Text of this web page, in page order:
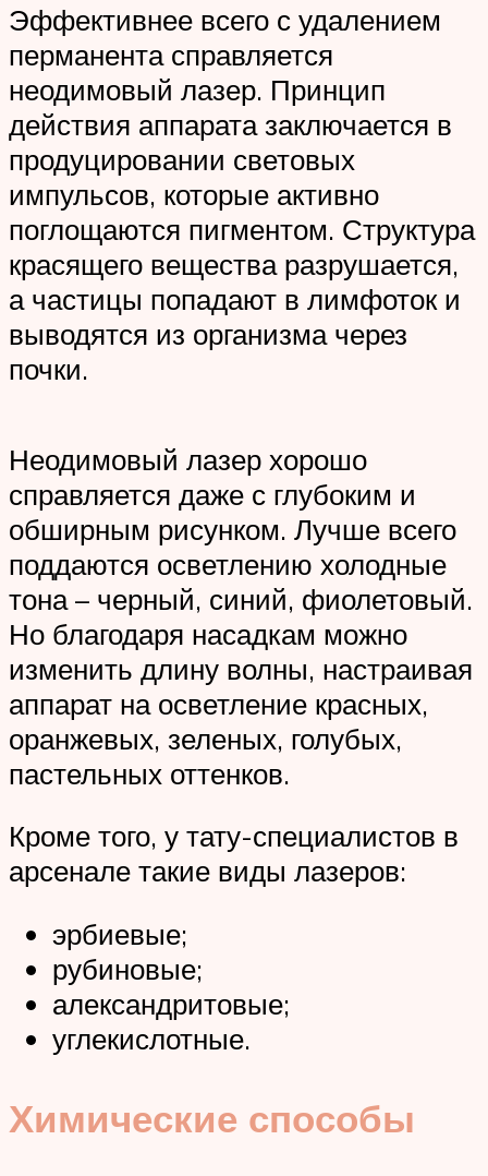
Эффективнее всего с удалением
перманента справляется
неодимовый лазер. Принцип
действия аппарата заключается в
продуцировании световых
импульсов, которые активно
поглощаются пигментом. Структура
красящего вещества разрушается,
а частицы попадают в лимфоток и
выводятся из организма через
почки.
Неодимовый лазер хорошо
справляется даже с глубоким и
обширным рисунком. Лучше всего
поддаются осветлению холодные
тона – черный, синий, фиолетовый.
Но благодаря насадкам можно
изменить длину волны, настраивая
аппарат на осветление красных,
оранжевых, зеленых, голубых,
пастельных оттенков.
Кроме того, у тату-специалистов в
арсенале такие виды лазеров:
эрбиевые;
рубиновые;
александритовые;
углекислотные.
Химические способы